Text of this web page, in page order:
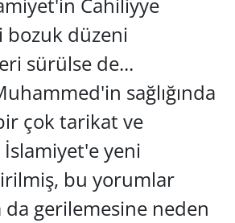
düzeni
sürülse de...
sağlığında
çok tarikat ve
yeni
bu yorumlar
da gerilemesine neden